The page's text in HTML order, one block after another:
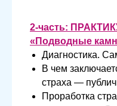
2-часть:
«Подводные
Диагностика.
В чем
страха —
Проработка